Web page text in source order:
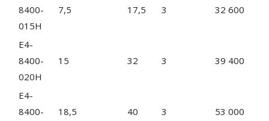
8400-
015H
7,5 17,5 3 32 600
E4-
8400-
020H
15 32 3 39 400
E4-
8400-
18,5 40 3 53 000